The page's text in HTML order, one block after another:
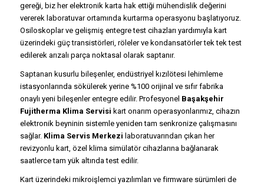
gereği, biz her elektronik karta hak ettiği mühendislik değerini
vererek laboratuvar ortamında kurtarma operasyonu başlatıyoruz.
Osiloskoplar ve gelişmiş entegre test cihazları yardımıyla kart
üzerindeki güç transistörleri, röleler ve kondansatörler tek tek test
edilerek arızalı parça noktasal olarak saptanır.
Saptanan kusurlu bileşenler, endüstriyel kızılötesi lehimleme
istasyonlarında sökülerek yerine %100 orijinal ve sıfır fabrika
onaylı yeni bileşenler entegre edilir. Profesyonel Başakşehir
Fujitherma Klima Servisi kart onarım operasyonlarımız, cihazın
elektronik beyninin sistemle yeniden tam senkronize çalışmasını
sağlar. Klima Servis Merkezi laboratuvarından çıkan her
revizyonlu kart, özel klima simülatör cihazlarına bağlanarak
saatlerce tam yük altında test edilir.
Kart üzerindeki mikroişlemci yazılımları ve firmware sürümleri de